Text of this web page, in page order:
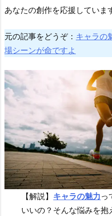
あなたの創作を応援していま
元の記事をどうぞ： キャラの
場シーンが命ですよ
【解説】 キャラの魅力っ
いいの？そんな悩みを抱